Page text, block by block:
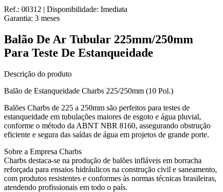
Ref.: 00312 | Disponibilidade: Imediata
Garantia: 3 meses
Balão De Ar Tubular 225mm/250mm
Para Teste De Estanqueidade
Descrição do produto
Balão de Estanqueidade Charbs 225/250mm (10 Pol.)
Balões Charbs de 225 a 250mm são perfeitos para testes de
estanqueidade em tubulações maiores de esgoto e água pluvial,
conforme o método da ABNT NBR 8160, assegurando obstrução
eficiente e segura das saídas de água em projetos de grande porte.
Sobre a Empresa Charbs
Charbs destaca-se na produção de balões infláveis em borracha
reforçada para ensaios hidráulicos na construção civil e saneamento,
com produtos resistentes e conformes às normas técnicas brasileiras,
atendendo profissionais em todo o país.